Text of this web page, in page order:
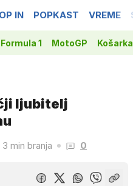
IN POPKAST VREME
Formula 1 MotoGP Košarka
ljubitelj
3 min branja 0